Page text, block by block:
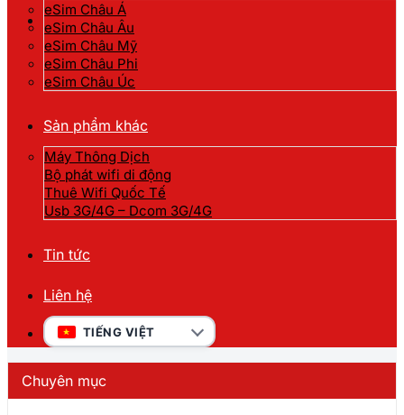
eSim Châu Á
eSim Châu Âu
eSim Châu Mỹ
eSim Châu Phi
eSim Châu Úc
Sản phẩm khác
Máy Thông Dịch
Bộ phát wifi di động
Thuê Wifi Quốc Tế
Usb 3G/4G – Dcom 3G/4G
Tin tức
Liên hệ
TIẾNG VIỆT
Chuyên mục